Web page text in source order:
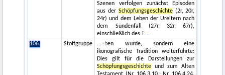
Szenen verfolgen zunächst Episoden
aus der Schöpfungsgeschichte(2r, 20r,
24r) und dem Leben der Ureltern nach
dem Sündenfall (27r, 32r, 67r),
einschließlich des B
106.
Stoffgruppe
eben wurde, sondern eine
ikonografische Tradition weiterführte:
Dies gilt für die Darstellungen zur
Schöpfungsgeschichte und zum Alten